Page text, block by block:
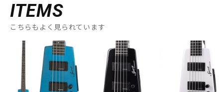
ITEMS
こちらもよく見られています